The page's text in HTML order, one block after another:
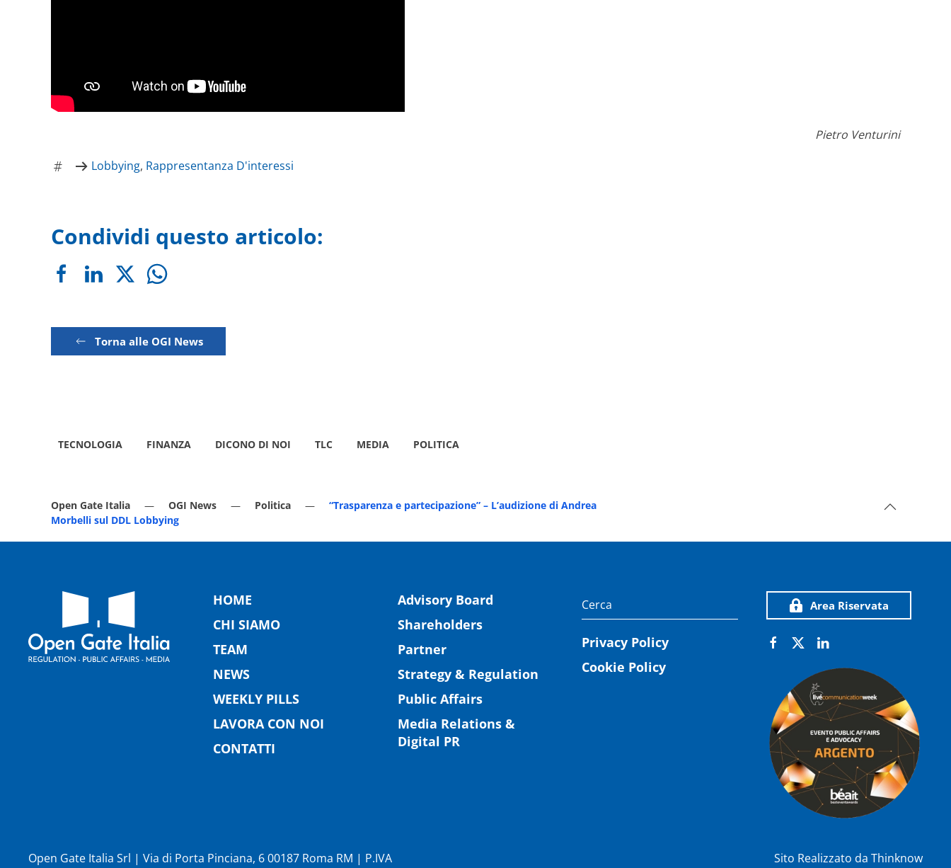
Pietro Venturini
Lobbying, Rappresentanza D'interessi
Condividi questo articolo:
Torna alle OGI News
TECNOLOGIA FINANZA DICONO DI NOI TLC MEDIA POLITICA
Open Gate Italia OGI News Politica
“Trasparenza e partecipazione” – L’audizione di Andrea
Morbelli sul DDL Lobbying
HOME
CHI SIAMO
TEAM
NEWS
WEEKLY PILLS
LAVORA CON NOI
CONTATTI
Advisory Board
Shareholders
Partner
Strategy & Regulation
Public Affairs
Media Relations &
Digital PR
Privacy Policy
Cookie Policy
Area Riservata
Open Gate Italia Srl | Via di Porta Pinciana, 6 00187 Roma RM | P.IVA
Sito Realizzato da Thinknow